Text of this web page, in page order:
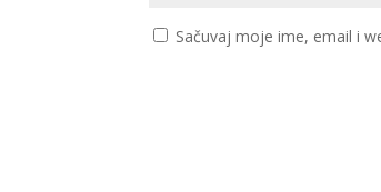
Sačuvaj moje ime, email i